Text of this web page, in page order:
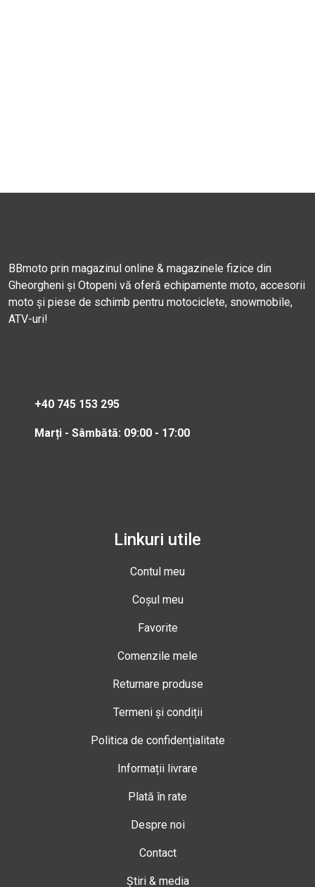
BBmoto prin magazinul online & magazinele fizice din
Gheorgheni și Otopeni vă oferă echipamente moto, accesorii
moto și piese de schimb pentru motociclete, snowmobile,
ATV-uri!
+40 745 153 295
Marți - Sâmbătă: 09:00 - 17:00
Linkuri utile
Contul meu
Coșul meu
Favorite
Comenzile mele
Returnare produse
Termeni și condiții
Politica de confidențialitate
Informații livrare
Plată în rate
Despre noi
Contact
Știri & media